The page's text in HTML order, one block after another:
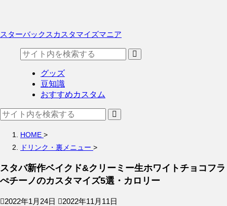
スターバックスカスタマイズマニア
グッズ
豆知識
おすすめカスタム
HOME >
ドリンク・裏メニュー >
スタバ新作ベイクド&クリーミー生ホワイトチョコフラ
ぺチーノのカスタマイズ5選・カロリー
2022年1月24日 2022年11月11日